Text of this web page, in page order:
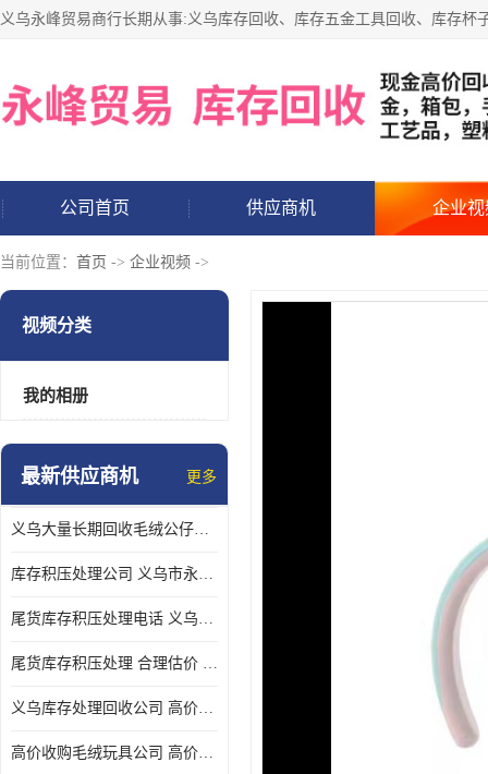
公司首页 供应商机 企业视
当前位置： 首页 -> 企业视频 ->
视频分类
我的相册
最新供应商机 更多
义乌大量长期回收毛绒公仔公司 高价回收库存积压 高价回收 欢迎电话咨询
库存积压处理公司 义乌市永峰贸易商行
尾货库存积压处理电话 义乌市永峰贸易商行
尾货库存积压处理 合理估价 量大量小均可
义乌库存处理回收公司 高价回收库存积压 大量尾货回收
高价收购毛绒玩具公司 高价回收库存积压 回收库存 二手勿扰